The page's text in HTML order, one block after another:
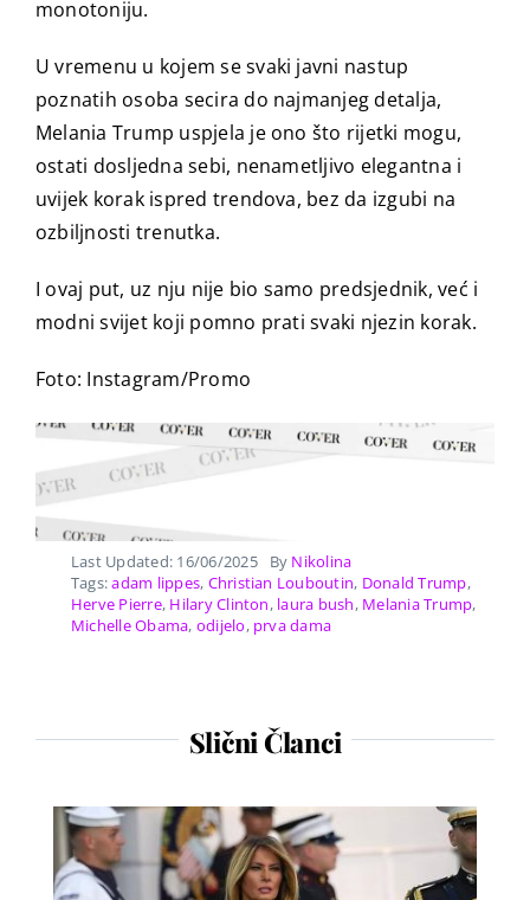
monotoniju.
U vremenu u kojem se svaki javni nastup
poznatih osoba secira do najmanjeg detalja,
Melania Trump uspjela je ono što rijetki mogu,
ostati dosljedna sebi, nenametljivo elegantna i
uvijek korak ispred trendova, bez da izgubi na
ozbiljnosti trenutka.
I ovaj put, uz nju nije bio samo predsjednik, već i
modni svijet koji pomno prati svaki njezin korak.
Foto: Instagram/Promo
Last Updated: 16/06/2025 By Nikolina
Tags:adam lippes, Christian Louboutin, Donald Trump,
Herve Pierre, Hilary Clinton, laura bush, Melania Trump,
Michelle Obama, odijelo, prva dama
Slični Članci